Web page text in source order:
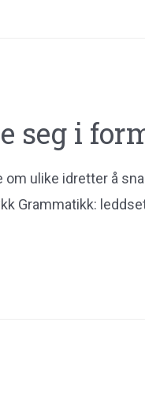
seg i
ulike idretter å
Grammatikk: